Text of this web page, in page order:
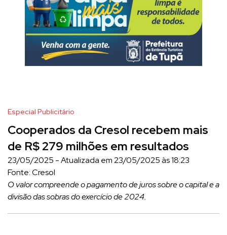
Especial Publicitário
Cooperados da Cresol recebem mais
de R$ 279 milhões em resultados
23/05/2025 - Atualizada em 23/05/2025 às 18:23
Fonte: Cresol
O valor compreende o pagamento de juros sobre o capital e a
divisão das sobras do exercício de 2024.